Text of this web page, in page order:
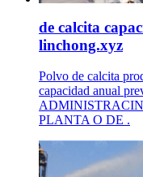
de calcita
linchong.xyz
Polvo de calcita
capacidad anual
PLANTA O DE .